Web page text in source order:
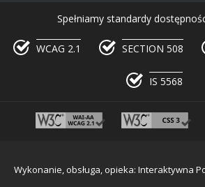
Spełniamy standardy
WCAG 2.1 SECTION 508
IS 5568
Wykonanie, obsługa, opieka: Interaktywna